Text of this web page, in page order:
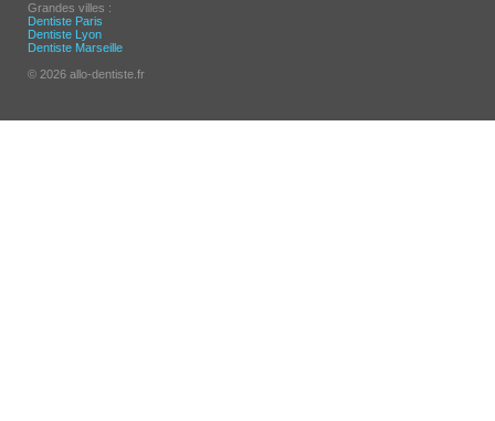
Grandes villes :
Dentiste Paris
Dentiste Lyon
Dentiste Marseille
© 2026 allo-dentiste.fr